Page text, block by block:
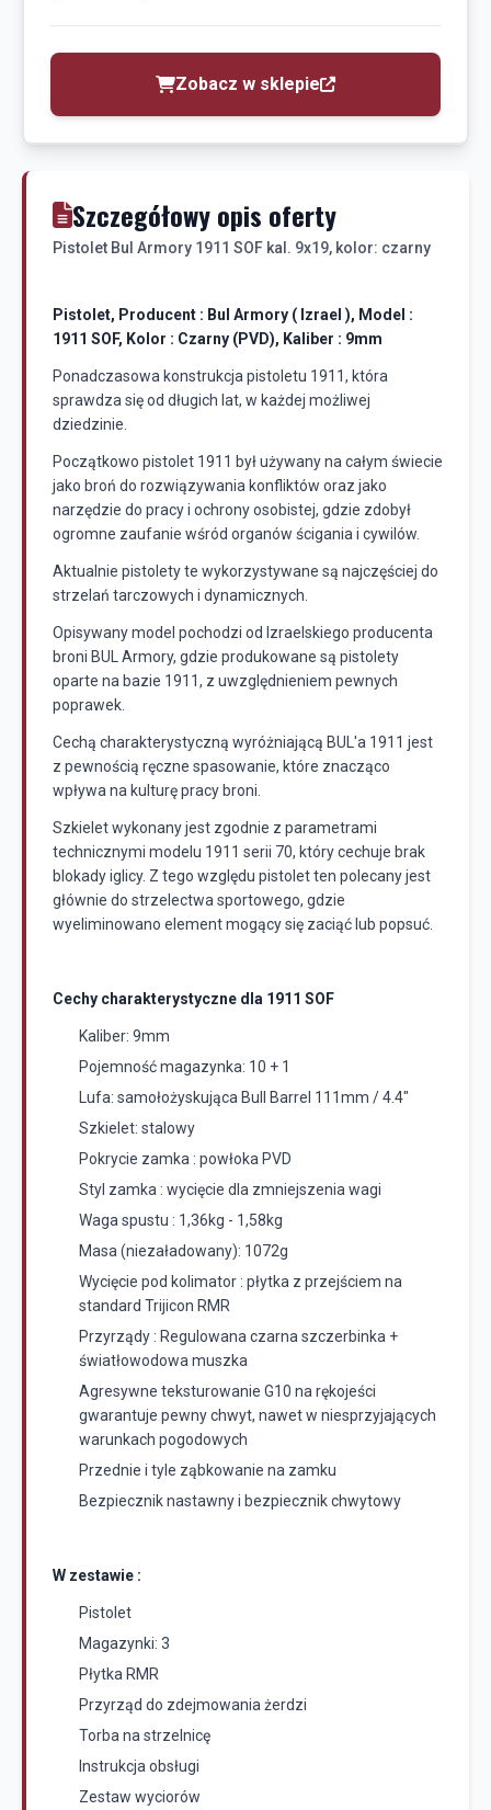
Zobacz w sklepie
Szczegółowy opis oferty
Pistolet Bul Armory 1911 SOF kal. 9x19, kolor: czarny
Pistolet, Producent : Bul Armory ( Izrael ), Model :
1911 SOF, Kolor : Czarny (PVD), Kaliber : 9mm
Ponadczasowa konstrukcja pistoletu 1911, która
sprawdza się od długich lat, w każdej możliwej
dziedzinie.
Początkowo pistolet 1911 był używany na całym świecie
jako broń do rozwiązywania konfliktów oraz jako
narzędzie do pracy i ochrony osobistej, gdzie zdobył
ogromne zaufanie wśród organów ścigania i cywilów.
Aktualnie pistolety te wykorzystywane są najczęściej do
strzelań tarczowych i dynamicznych.
Opisywany model pochodzi od Izraelskiego producenta
broni BUL Armory, gdzie produkowane są pistolety
oparte na bazie 1911, z uwzględnieniem pewnych
poprawek.
Cechą charakterystyczną wyróżniającą BUL'a 1911 jest
z pewnością ręczne spasowanie, które znacząco
wpływa na kulturę pracy broni.
Szkielet wykonany jest zgodnie z parametrami
technicznymi modelu 1911 serii 70, który cechuje brak
blokady iglicy. Z tego względu pistolet ten polecany jest
głównie do strzelectwa sportowego, gdzie
wyeliminowano element mogący się zaciąć lub popsuć.
Cechy charakterystyczne dla 1911 SOF
Kaliber: 9mm
Pojemność magazynka: 10 + 1
Lufa: samołożyskująca Bull Barrel 111mm / 4.4"
Szkielet: stalowy
Pokrycie zamka : powłoka PVD
Styl zamka : wycięcie dla zmniejszenia wagi
Waga spustu : 1,36kg - 1,58kg
Masa (niezaładowany): 1072g
Wycięcie pod kolimator : płytka z przejściem na
standard Trijicon RMR
Przyrządy : Regulowana czarna szczerbinka +
światłowodowa muszka
Agresywne teksturowanie G10 na rękojeści
gwarantuje pewny chwyt, nawet w niesprzyjających
warunkach pogodowych
Przednie i tyle ząbkowanie na zamku
Bezpiecznik nastawny i bezpiecznik chwytowy
W zestawie :
Pistolet
Magazynki: 3
Płytka RMR
Przyrząd do zdejmowania żerdzi
Torba na strzelnicę
Instrukcja obsługi
Zestaw wyciorów